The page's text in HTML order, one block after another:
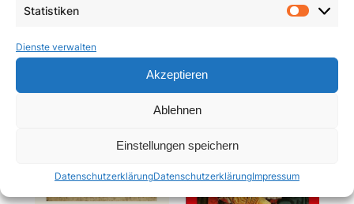
Statistiken
Dienste verwalten
Akzeptieren
Ablehnen
Einstellungen speichern
DatenschutzerklärungDatenschutzerklärungImpressum
In den Warenkorb In den Warenkorb